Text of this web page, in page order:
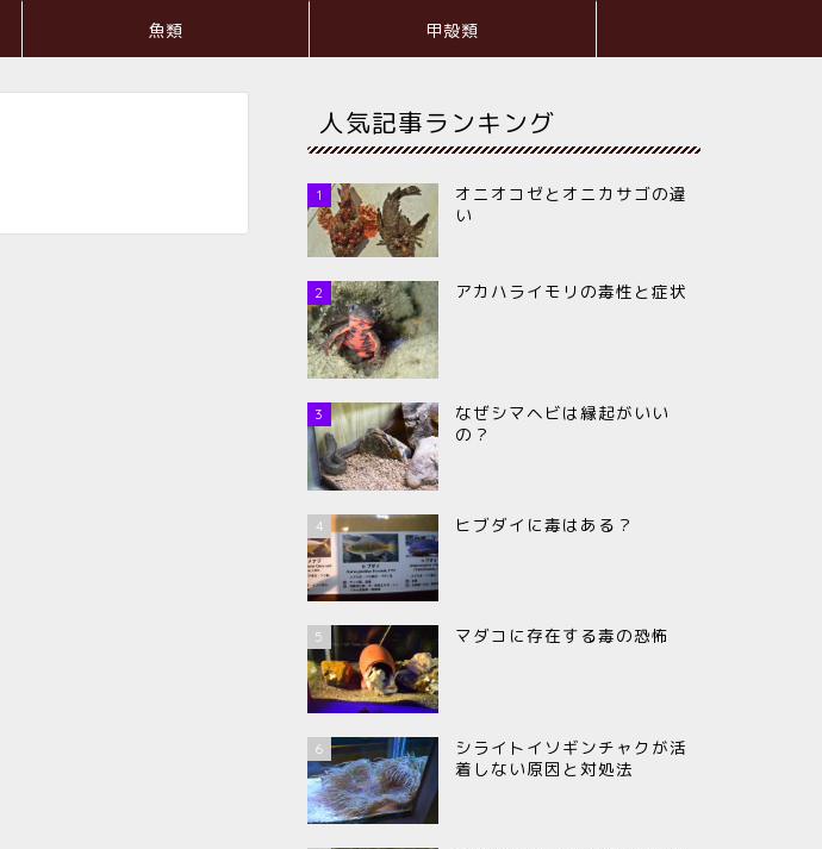
魚類 甲殻類
人気記事ランキング
1
オニオコゼとオニカサゴの違
い
2 アカハライモリの毒性と症状
3
なぜシマヘビは縁起がいい
の？
4 ヒブダイに毒はある？
5 マダコに存在する毒の恐怖
6
シライトイソギンチャクが活
着しない原因と対処法